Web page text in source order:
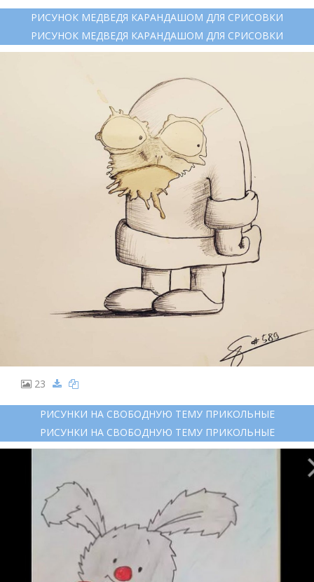
РИСУНОК МЕДВЕДЯ КАРАНДАШОМ ДЛЯ СРИСОВКИ
РИСУНОК МЕДВЕДЯ КАРАНДАШОМ ДЛЯ СРИСОВКИ
23
РИСУНКИ НА СВОБОДНУЮ ТЕМУ ПРИКОЛЬНЫЕ
РИСУНКИ НА СВОБОДНУЮ ТЕМУ ПРИКОЛЬНЫЕ